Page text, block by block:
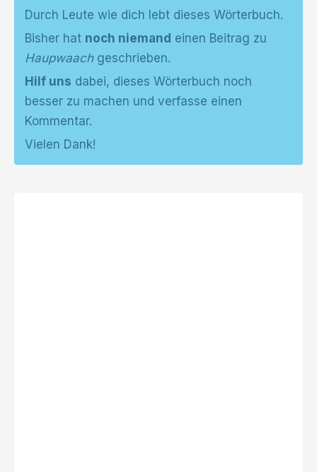
Durch Leute wie dich lebt dieses Wörterbuch.
Bisher hat noch niemand einen Beitrag zu
Haupwaachgeschrieben.
Hilf uns dabei, dieses Wörterbuch noch
besser zu machen und verfasse einen
Kommentar.
Vielen Dank!